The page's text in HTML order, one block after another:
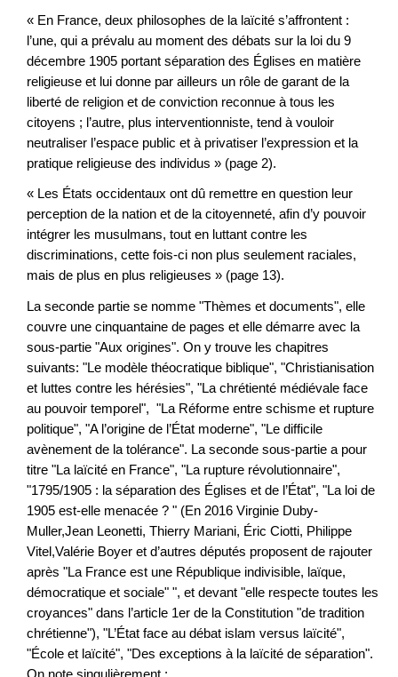
« En France, deux philosophes de la laïcité s’affrontent :
l’une, qui a prévalu au moment des débats sur la loi du 9
décembre 1905 portant séparation des Églises en matière
religieuse et lui donne par ailleurs un rôle de garant de la
liberté de religion et de conviction reconnue à tous les
citoyens ; l’autre, plus interventionniste, tend à vouloir
neutraliser l’espace public et à privatiser l’expression et la
pratique religieuse des individus » (page 2).
« Les États occidentaux ont dû remettre en question leur
perception de la nation et de la citoyenneté, afin d’y pouvoir
intégrer les musulmans, tout en luttant contre les
discriminations, cette fois-ci non plus seulement raciales,
mais de plus en plus religieuses » (page 13).
La seconde partie se nomme "Thèmes et documents", elle
couvre une cinquantaine de pages et elle démarre avec la
sous-partie "Aux origines". On y trouve les chapitres
suivants: "Le modèle théocratique biblique", "Christianisation
et luttes contre les hérésies", "La chrétienté médiévale face
au pouvoir temporel", "La Réforme entre schisme et rupture
politique", "A l’origine de l’État moderne", "Le difficile
avènement de la tolérance". La seconde sous-partie a pour
titre "La laïcité en France", "La rupture révolutionnaire",
"1795/1905 : la séparation des Églises et de l’État", "La loi de
1905 est-elle menacée ? " (En 2016 Virginie Duby-
Muller,Jean Leonetti, Thierry Mariani, Éric Ciotti, Philippe
Vitel,Valérie Boyer et d’autres députés proposent de rajouter
après "La France est une République indivisible, laïque,
démocratique et sociale" ", et devant "elle respecte toutes les
croyances" dans l’article 1er de la Constitution "de tradition
chrétienne"), "L’État face au débat islam versus laïcité",
"École et laïcité", "Des exceptions à la laïcité de séparation".
On note singulièrement :